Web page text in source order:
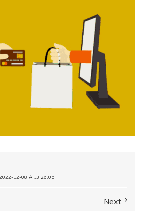
2022-12-08 À 13.26.05
Next